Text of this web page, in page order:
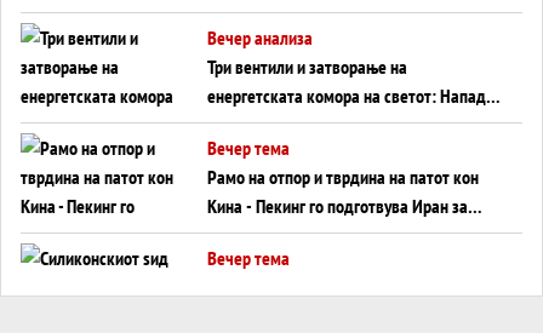
WILDBERRIES
Вечер анализа
Три вентили и затворање на
енергетската комора на светот: Нападот
во Суец најавува глобален енергетски
инфаркт?
Вечер тема
Рамо на отпор и тврдина на патот кон
Кина - Пекинг го подготвува Иран за
американска копнена инвазија
Вечер тема